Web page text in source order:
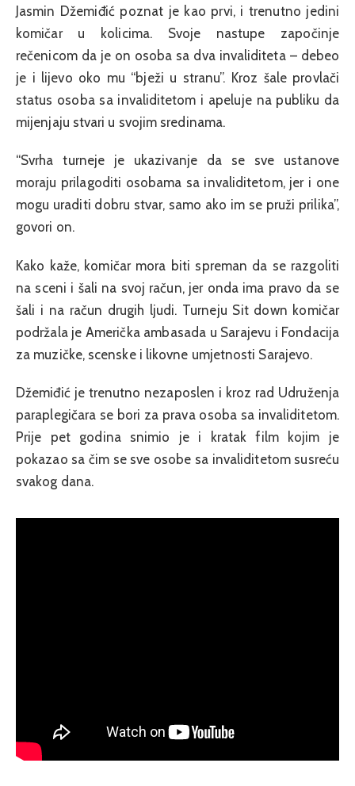
Jasmin Džemiđić poznat je kao prvi, i trenutno jedini
komičar u kolicima. Svoje nastupe započinje
rečenicom da je on osoba sa dva invaliditeta – debeo
je i lijevo oko mu “bježi u stranu”. Kroz šale provlači
status osoba sa invaliditetom i apeluje na publiku da
mijenjaju stvari u svojim sredinama.
“Svrha turneje je ukazivanje da se sve ustanove
moraju prilagoditi osobama sa invaliditetom, jer i one
mogu uraditi dobru stvar, samo ako im se pruži prilika”,
govori on.
Kako kaže, komičar mora biti spreman da se razgoliti
na sceni i šali na svoj račun, jer onda ima pravo da se
šali i na račun drugih ljudi. Turneju Sit down komičar
podržala je Američka ambasada u Sarajevu i Fondacija
za muzičke, scenske i likovne umjetnosti Sarajevo.
Džemiđić je trenutno nezaposlen i kroz rad Udruženja
paraplegičara se bori za prava osoba sa invaliditetom.
Prije pet godina snimio je i kratak film kojim je
pokazao sa čim se sve osobe sa invaliditetom susreću
svakog dana.